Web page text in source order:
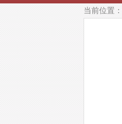
当前位置：